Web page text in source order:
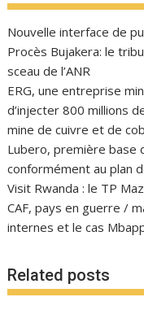
Nouvelle interface de
Procès Bujakera: le
sceau de l’ANR
ERG, une entreprise
d’injecter 800 millions
mine de cuivre et de
Lubero, première base
conformément au plan
Visit Rwanda : le TP
CAF, pays en guerre /
internes et le cas
Related posts